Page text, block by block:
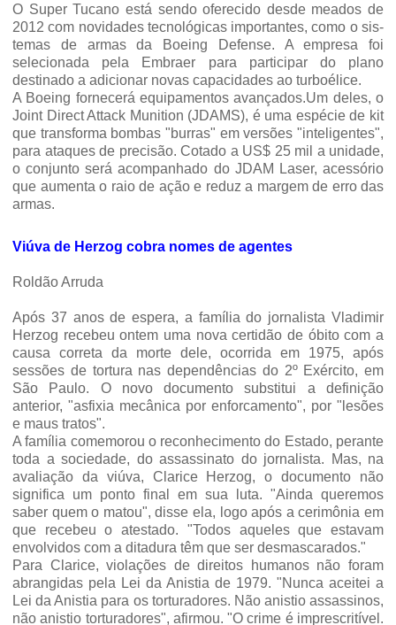
O Super Tucano está sendo oferecido desde meados de
2012 com novidades tecnoló­gicas importantes, como o sis­
temas de armas da Boeing Defense. A empresa foi
seleciona­da pela Embraer para partici­par do plano
destinado a adi­cionar novas capacidades ao turboélice.
A Boeing fornece­rá equipamentos avançados.Um deles, o
Joint Direct Attack Munition (JDAMS), é uma espécie de kit
que trans­forma bombas "burras" em versões "inteligentes",
para ataques de precisão. Cotado a US$ 25 mil a unidade,
o con­junto será acompanhado do JDAM Laser, acessório
que au­menta o raio de ação e reduz a margem de erro das
armas.
Viúva de Herzog cobra nomes de agentes
Roldão Arruda
Após 37 anos de espera, a famí­lia do jornalista Vladimir
Her­zog recebeu ontem uma nova certidão de óbito com a
causa correta da morte dele, ocorri­da em 1975, após
sessões de tortura nas dependências do 2º Exército, em
São Paulo. O novo documento substitui a definição
anterior, "asfixia mecânica por enforcamento", por "lesões
e maus tratos".
A família comemorou o reco­nhecimento do Estado, perante
toda a sociedade, do assassinato do jornalista. Mas, na
avaliação da viúva, Clarice Herzog, o docu­mento não
significa um ponto fi­nal em sua luta. "Ainda quere­mos
saber quem o matou", disse ela, logo após a cerimônia em
que recebeu o atestado. "Todos aqueles que estavam
envolvidos com a ditadura têm que ser des­mascarados."
Para Clarice, violações de di­reitos humanos não foram
abran­gidas pela Lei da Anistia de 1979. "Nunca aceitei a
Lei da Anistia para os torturadores. Não anis­tio assassinos,
não anistio tortu­radores", afirmou. "O crime é im­prescritível.